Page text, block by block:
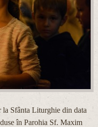
Sfânta Liturghie din data
în Parohia Sf. Maxim